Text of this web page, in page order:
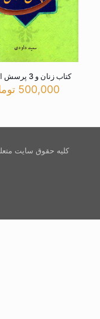
کتاب زنان و 3 پرسش اساسی
500,000
کلیه حقوق سایت